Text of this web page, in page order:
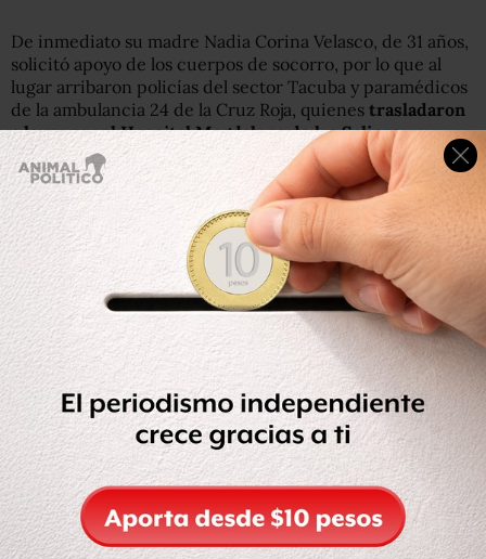
De inmediato su madre Nadia Corina Velasco, de 31 años,
solicitó apoyo de los cuerpos de socorro, por lo que al
lugar arribaron policías del sector Tacuba y paramédicos
de la ambulancia 24 de la Cruz Roja, quienes trasladaron
a la menor al Hospital Magdalena de las Salinas.
De acuerdo con las investigaciones, luego de ser
atendida por especialistas en pediatría fue dada de alta,
pues se comprobó quela bala únicamente le causó un
rozón
, motivo por el cual no fue necesario intervenirla
quirúrgicamente.
Peritos de la PGJDF acudieron al lugar de los hechos
para recabar indicios de lo sucedido , mientras que
policías de investigación se avocaron a intentar ubicar al
presunto responsable que al parecer disparó desde un
vehículo en marcha.